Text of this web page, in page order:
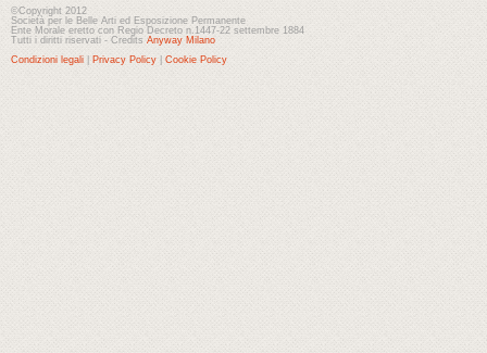
©Copyright 2012
Società per le Belle Arti ed Esposizione Permanente
Ente Morale eretto con Regio Decreto n.1447-22 settembre 1884
Tutti i diritti riservati - Credits Anyway Milano
Condizioni legali
Privacy Policy Cookie Policy